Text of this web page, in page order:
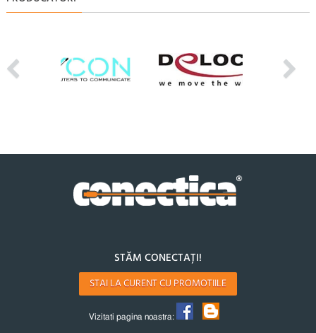
STĂM CONECTAȚI!
STAI LA CURENT CU PROMOTIILE
Vizitati pagina noastra: